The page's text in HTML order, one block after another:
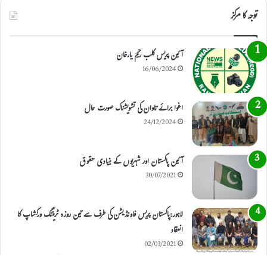
توجہ کا مرکز
آئین پریس کلب رحیم یارخان
16/06/2024
اغوا برائے تاوان کی تشویشناک صورت حال
24/12/2024
آئین پاکستان اور شہریوں کے بنیادی حقوق
30/07/2021
لاہور:پاکستان پریس فاونڈیشن کی طرف سے تین روزہ ٹریننگ ورکشاپ کا
انعقاد
02/03/2021